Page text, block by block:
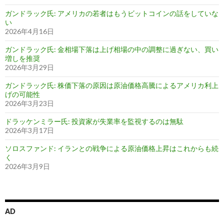
ガンドラック氏: アメリカの若者はもうビットコインの話をしていな
い
2026年4月16日
ガンドラック氏: 金相場下落は上げ相場の中の調整に過ぎない、買い
増しを推奨
2026年3月29日
ガンドラック氏: 株価下落の原因は原油価格高騰によるアメリカ利上
げの可能性
2026年3月23日
ドラッケンミラー氏: 投資家が失業率を監視するのは無駄
2026年3月17日
ソロスファンド: イランとの戦争による原油価格上昇はこれからも続
く
2026年3月9日
AD